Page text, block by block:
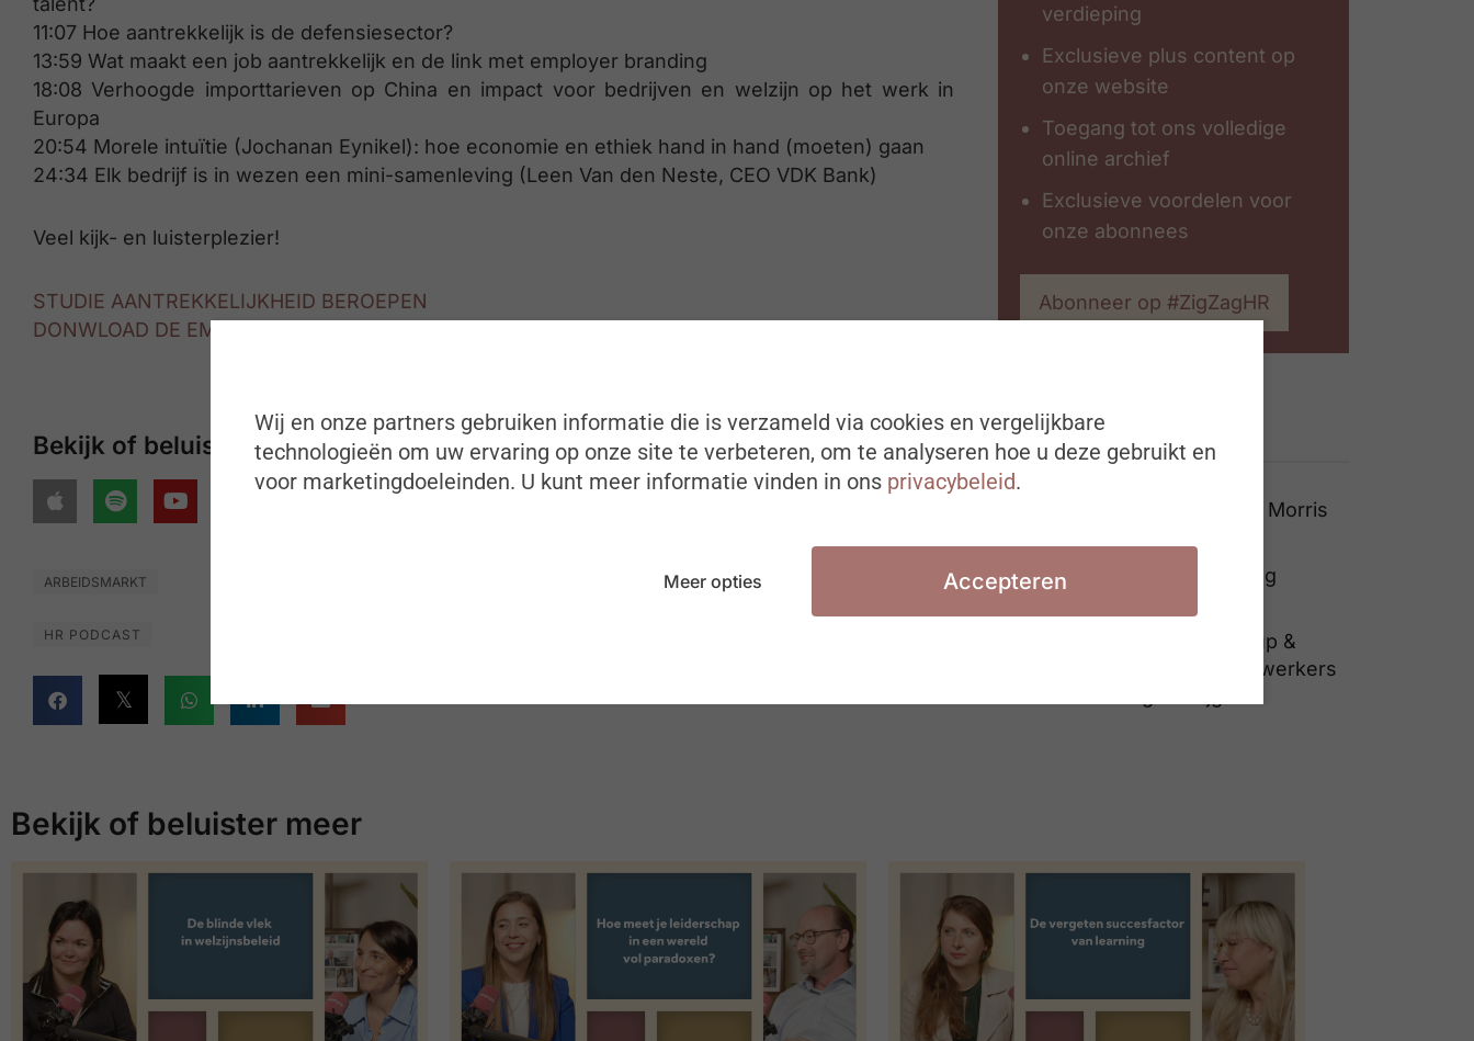
11:07 Hoe aantrekkelijk is de defensiesector?
13:59 Wat maakt een job aantrekkelijk en de link met employer branding
18:08 Verhoogde importtarieven op China en impact voor bedrijven en welzijn op het werk in
Europa
20:54 Morele intuïtie (Jochanan Eynikel): hoe economie en ethiek hand in hand (moeten) gaan
24:34 Elk bedrijf is in wezen een mini-samenleving (Leen Van den Neste, CEO VDK Bank)
Veel kijk- en luisterplezier!
STUDIE AANTREKKELIJKHEID BEROEPEN
DONWLOAD DE EMPLOYER BRANDING STUDIE
Bekijk of beluister onze podcasts op
ARBEIDSMARKT
HR PODCAST
verdieping
Exclusieve plus content op
onze website
Toegang tot ons volledige
online archief
Exclusieve voordelen voor
onze abonnees
Abonneer op #ZigZagHR
Ook interessant
Talent Acquisition bij Philip Morris
De groeispurt van de young
Campagne ‘Please stand up &
move’ wil Belgische medewerkers
Bekijk of beluister meer
Wij en onze partners gebruiken informatie die is verzameld via cookies en vergelijkbare
technologieën om uw ervaring op onze site te verbeteren, om te analyseren hoe u deze gebruikt en
voor marketingdoeleinden. U kunt meer informatie vinden in ons privacybeleid.
Meer opties Accepteren